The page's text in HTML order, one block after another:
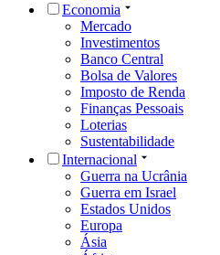
Economia
Mercado
Investimentos
Banco Central
Bolsa de Valores
Imposto de Renda
Finanças Pessoais
Loterias
Sustentabilidade
Internacional
Guerra na Ucrânia
Guerra em Israel
Estados Unidos
Europa
Ásia